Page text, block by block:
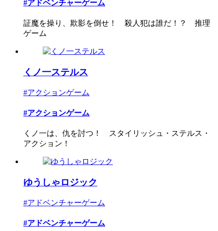
#アドベンチャーゲーム
証魔を操り、欺影を倒せ！ 殺人犯は誰だ！？ 推理
ゲーム
くノ一ステルス
#アクションゲーム
#アクションゲーム
くノ一は、仇を討つ！ スタイリッシュ・ステルス・
アクション！
ゆうしゃロジック
#アドベンチャーゲーム
#アドベンチャーゲーム